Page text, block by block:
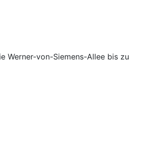
Werner-von-Siemens-Allee bis zu